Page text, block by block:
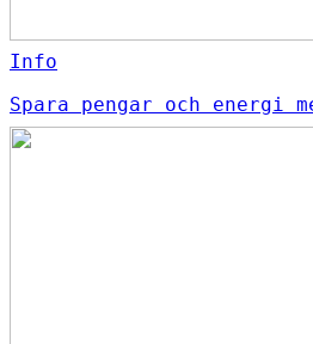
Info
Spara pengar och energi